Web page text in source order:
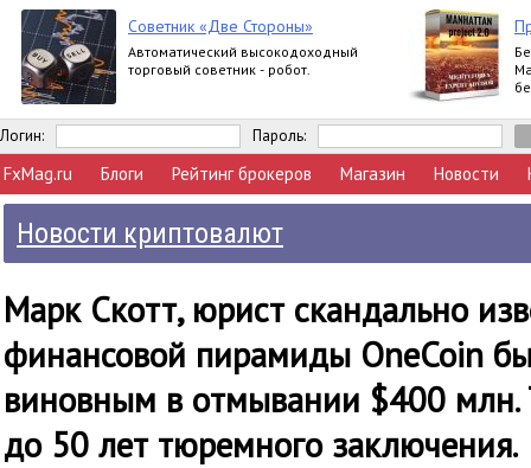
Советник «Две Стороны»
Автоматический высокодоходный
торговый советник - робот.
Логин: Пароль:
FxMag.ru Блоги Рейтинг брокеров Магазин Новости
Новости криптовалют
Марк Скотт, юрист скандально
финансовой пирамиды OneCoin
виновным в отмывании $400 млн.
до 50 лет тюремного заключения.